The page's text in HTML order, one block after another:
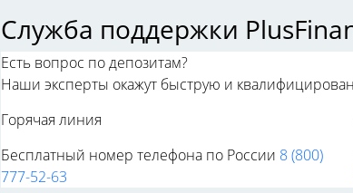
Служба поддержки
Есть вопрос по депозитам?
Наши эксперты окажут быструю и
Горячая линия
Бесплатный номер телефона по России 8 (800)
777-52-63